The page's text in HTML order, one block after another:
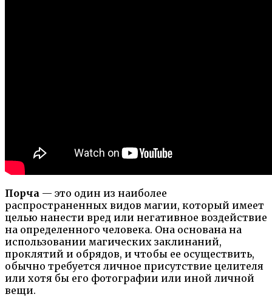
Порча — это один из наиболее
распространенных видов магии, который имеет
целью нанести вред или негативное воздействие
на определенного человека. Она основана на
использовании магических заклинаний,
проклятий и обрядов, и чтобы ее осуществить,
обычно требуется личное присутствие целителя
или хотя бы его фотографии или иной личной
вещи.